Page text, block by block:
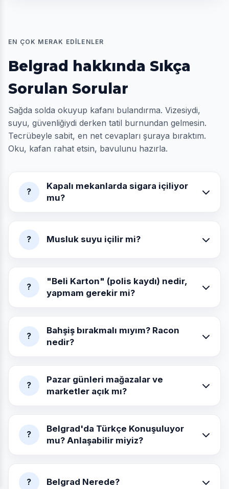
EN ÇOK MERAK EDILENLER
Belgrad hakkında Sıkça
Sorulan Sorular
Sağda solda okuyup kafanı bulandırma. Vizesiydi,
suyu, güvenliğiydi derken tatil burnundan gelmesin.
Tecrübeyle sabit, en net cevapları şuraya bıraktım.
Oku, kafan rahat etsin, bavulunu hazırla.
?
Kapalı mekanlarda sigara içiliyor
mu?
? Musluk suyu içilir mi?
?
"Beli Karton" (polis kaydı) nedir,
yapmam gerekir mi?
?
Bahşiş bırakmalı mıyım? Racon
nedir?
?
Pazar günleri mağazalar ve
marketler açık mı?
?
Belgrad'da Türkçe Konuşuluyor
mu? Anlaşabilir miyiz?
? Belgrad Nerede?